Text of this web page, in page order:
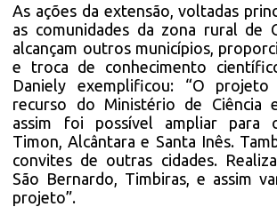
As ações da extensão, voltadas
as comunidades da zona rural de
alcançam outros municípios,
e troca de conhecimento
Daniely exemplificou: “O projeto
recurso do Ministério de Ciência
assim foi possível ampliar para
Timon, Alcântara e Santa Inês.
convites de outras cidades.
São Bernardo, Timbiras, e assim
projeto”.